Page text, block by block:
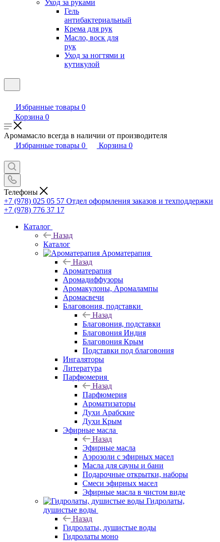
Уход за руками
Гель
антибактериальный
Крема для рук
Масло, воск для
рук
Уход за ногтями и
кутикулой
Избранные товары 0
Корзина 0
Аромамасло всегда в наличии от производителя
Избранные товары 0 Корзина 0
Телефоны
+7 (978) 025 05 57 Отдел оформления заказов и техподдержки
+7 (978) 776 37 17
Каталог
Назад
Каталог
Ароматерапия
Назад
Ароматерапия
Аромадиффузоры
Аромакулоны, Аромалампы
Аромасвечи
Благовония, подставки
Назад
Благовония, подставки
Благовония Индия
Благовония Крым
Подставки под благовония
Ингаляторы
Литература
Парфюмерия
Назад
Парфюмерия
Ароматизаторы
Духи Арабские
Духи Крым
Эфирные масла
Назад
Эфирные масла
Аэрозоли с эфирных масел
Масла для сауны и бани
Подарочные открытки, наборы
Смеси эфирных масел
Эфирные масла в чистом виде
Гидролаты,
душистые воды
Назад
Гидролаты, душистые воды
Гидролаты моно